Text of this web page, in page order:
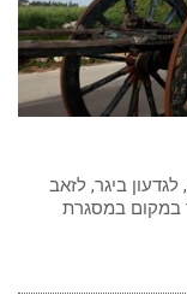
לעפר רגב, לגדעון ביגר, לזאב
במקום במסגרת